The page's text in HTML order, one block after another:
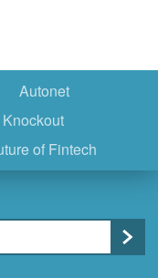
Autonet
of Fintech